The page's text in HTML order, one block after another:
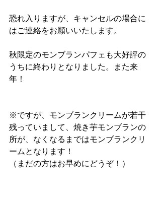
恐れ入りますが、キャンセルの場合に
はご連絡をお願いいたします。
秋限定のモンブランパフェも大好評の
うちに終わりとなりました。また来
年！
※ですが、モンブランクリームが若干
残っていまして、焼き芋モンブランの
所が、なくなるまではモンブランクリ
ームとなります！
（まだの方はお早めにどうぞ！）